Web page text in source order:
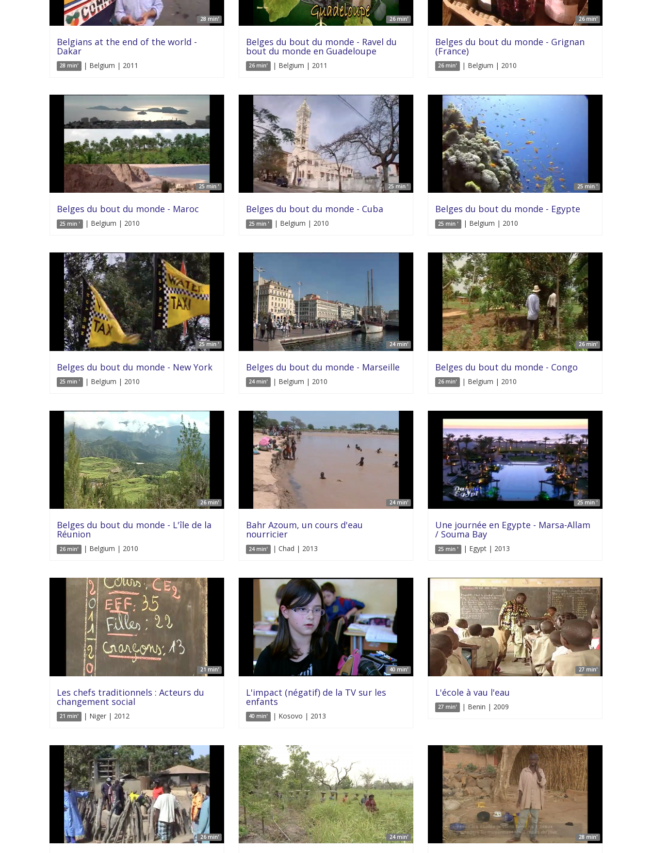
28 min'
Belgians at the end of the world -
Dakar
28 min' | Belgium | 2011
26 min'
Belges du bout du monde - Ravel du
bout du monde en Guadeloupe
26 min' | Belgium | 2011
26 min'
Belges du bout du monde - Grignan
(France)
26 min' | Belgium | 2010
25 min '
Belges du bout du monde - Maroc
25 min ' | Belgium | 2010
25 min '
Belges du bout du monde - Cuba
25 min ' | Belgium | 2010
25 min '
Belges du bout du monde - Egypte
25 min ' | Belgium | 2010
25 min '
Belges du bout du monde - New York
25 min ' | Belgium | 2010
24 min'
Belges du bout du monde - Marseille
24 min' | Belgium | 2010
26 min'
Belges du bout du monde - Congo
26 min' | Belgium | 2010
26 min'
Belges du bout du monde - L'île de la
Réunion
26 min' | Belgium | 2010
24 min'
Bahr Azoum, un cours d'eau
nourricier
24 min' | Chad | 2013
25 min '
Une journée en Egypte - Marsa-Allam
/ Souma Bay
25 min ' | Egypt | 2013
21 min'
Les chefs traditionnels : Acteurs du
changement social
21 min' | Niger | 2012
40 min'
L'impact (négatif) de la TV sur les
enfants
40 min' | Kosovo | 2013
27 min'
L'école à vau l'eau
27 min' | Benin | 2009
26 min' 24 min' 28 min'